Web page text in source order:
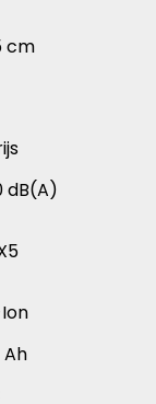
cm
dB(A)
Ah